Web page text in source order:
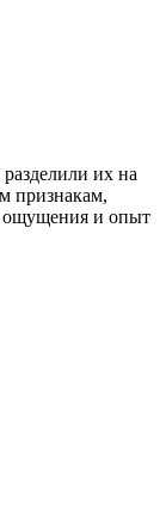
их на
признакам,
ощущения и опыт